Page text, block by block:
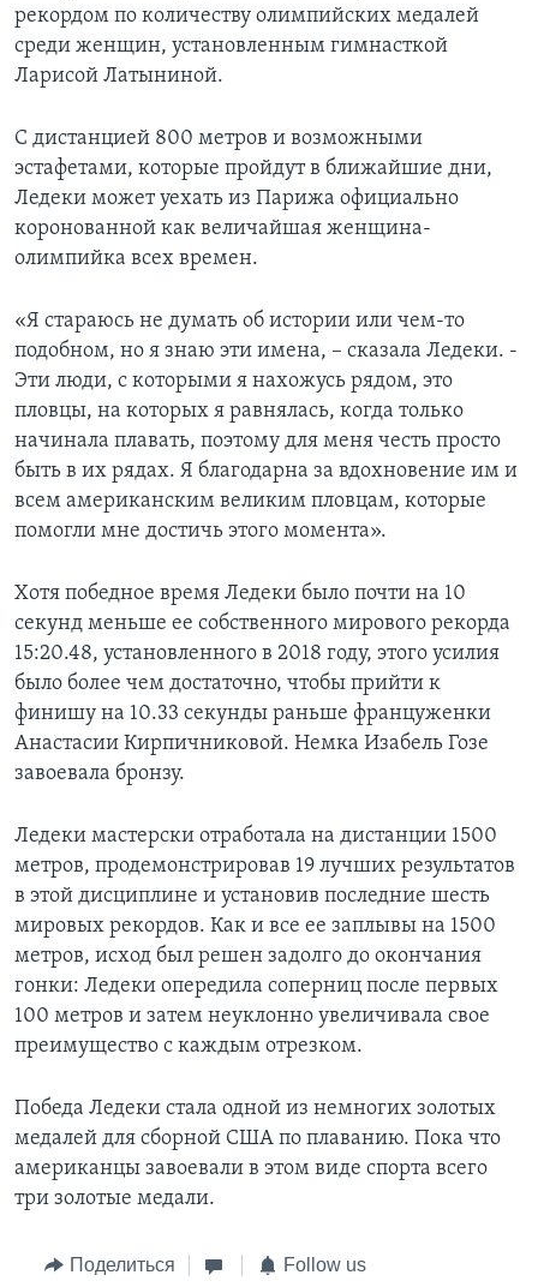
рекордом по количеству олимпийских медалей
среди женщин, установленным гимнасткой
Ларисой Латыниной.
С дистанцией 800 метров и возможными
эстафетами, которые пройдут в ближайшие дни,
Ледеки может уехать из Парижа официально
коронованной как величайшая женщина-
олимпийка всех времен.
«Я стараюсь не думать об истории или чем-то
подобном, но я знаю эти имена, – сказала Ледеки. -
Эти люди, с которыми я нахожусь рядом, это
пловцы, на которых я равнялась, когда только
начинала плавать, поэтому для меня честь просто
быть в их рядах. Я благодарна за вдохновение им и
всем американским великим пловцам, которые
помогли мне достичь этого момента».
Хотя победное время Ледеки было почти на 10
секунд меньше ее собственного мирового рекорда
15:20.48, установленного в 2018 году, этого усилия
было более чем достаточно, чтобы прийти к
финишу на 10.33 секунды раньше француженки
Анастасии Кирпичниковой. Немка Изабель Гозе
завоевала бронзу.
Ледеки мастерски отработала на дистанции 1500
метров, продемонстрировав 19 лучших результатов
в этой дисциплине и установив последние шесть
мировых рекордов. Как и все ее заплывы на 1500
метров, исход был решен задолго до окончания
гонки: Ледеки опередила соперниц после первых
100 метров и затем неуклонно увеличивала свое
преимущество с каждым отрезком.
Победа Ледеки стала одной из немногих золотых
медалей для сборной США по плаванию. Пока что
американцы завоевали в этом виде спорта всего
три золотые медали.
Поделиться Follow us